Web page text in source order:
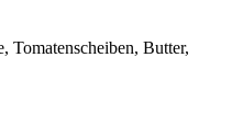
Tomatenscheiben, Butter,